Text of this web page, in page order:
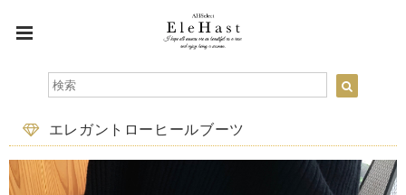
エレガントローヒールブーツ